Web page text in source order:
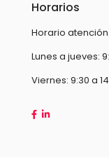
Horarios
Horario
Lunes a jueves:
Viernes: 9:30 a